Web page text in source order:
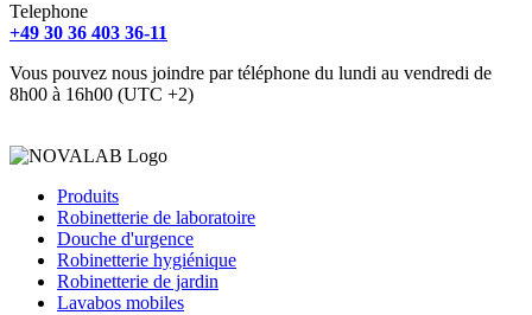
Telephone
+49 30 36 403 36-11
Vous pouvez nous joindre par téléphone du lundi au vendredi de
8h00 à 16h00 (UTC +2)
Produits
Robinetterie de laboratoire
Douche d'urgence
Robinetterie hygiénique
Robinetterie de jardin
Lavabos mobiles